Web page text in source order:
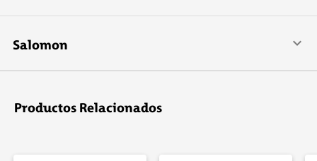
Salomon
The mountain sports company.
mundo en deportes de montaña, con su gran variedad de
Productos Relacionados